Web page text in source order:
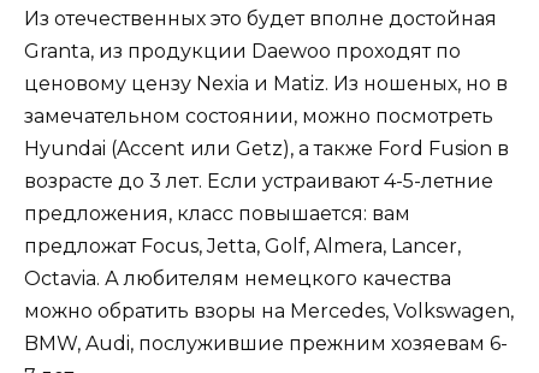
Из отечественных это будет вполне достойная
Granta, из продукции Daewoo проходят по
ценовому цензу Nexia и Matiz. Из ношеных, но в
замечательном состоянии, можно посмотреть
Hyundai (Accent или Getz), а также Ford Fusion в
возрасте до 3 лет. Если устраивают 4-5-летние
предложения, класс повышается: вам
предложат Focus, Jetta, Golf, Almera, Lancer,
Octavia. А любителям немецкого качества
можно обратить взоры на Mercedes, Volkswagen,
BMW, Audi, послужившие прежним хозяевам 6-